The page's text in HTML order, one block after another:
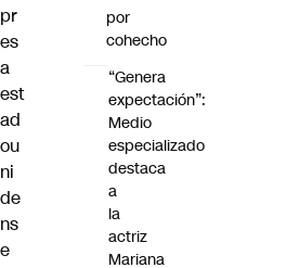
pr
es
a
est
ad
ou
ni
de
ns
e
por
cohecho
“Genera
expectación”:
Medio
especializado
destaca
a
la
actriz
Mariana